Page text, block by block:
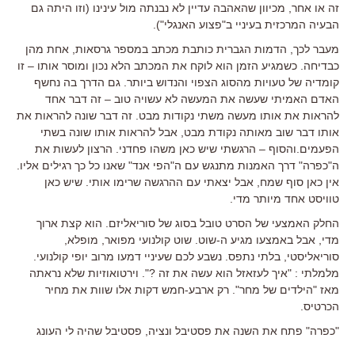
זה או אחר, מכיוון שהאהבה עדיין לא נבנתה מול עינינו (וזו היתה גם
הבעיה המרכזית בעיניי ב"פצוע האנגלי").
מעבר לכך, הדמות הגברית כותבת מכתב במספר גרסאות, אחת מהן
כבדיחה. כשמגיע הזמן הוא לוקח את המכתב הלא נכון ומוסר אותו – זו
קומדיה של טעויות מהסוג הצפוי והנדוש ביותר. גם הדרך בה נחשף
האדם האמיתי שעשה את המעשה לא עשויה טוב – זה דבר אחד
להראות את אותו מעשה משתי נקודות מבט. זה דבר שונה להראות את
אותו דבר שוב מאותה נקודת מבט, אבל להראות אותו שונה בשתי
הפעמים.והסוף – הרגשתי שיש כאן משהו פחדני. הרצון לעשות את
ה"כפרה" דרך האמנות מתנגש עם ה"הפי אנד" שאנו כל כך רגילים אליו.
אין כאן סוף שמח, אבל יצאתי עם ההרגשה שרימו אותי. שיש כאן
טוויסט אחד מיותר מדי.
החלק האמצעי של הסרט טובל בסוג של סוריאליזם. הוא קצת ארוך
מדי, אבל באמצעו מגיע ה-שוט. שוט קולנועי מפואר, מופלא,
סוריאליסטי, בלתי נתפס. נשבע לכם שעיניי דמעו מרוב יופי קולנועי.
מלמלתי : "איך לעזאזל הוא עשה את זה ?". וירטואוזיות שלא נראתה
מאז "הילדים של מחר". רק ארבע-חמש דקות אלו שוות את מחיר
הכרטיס.
"כפרה" פתח את השנה את פסטיבל ונציה, פסטיבל שהיה לי העונג